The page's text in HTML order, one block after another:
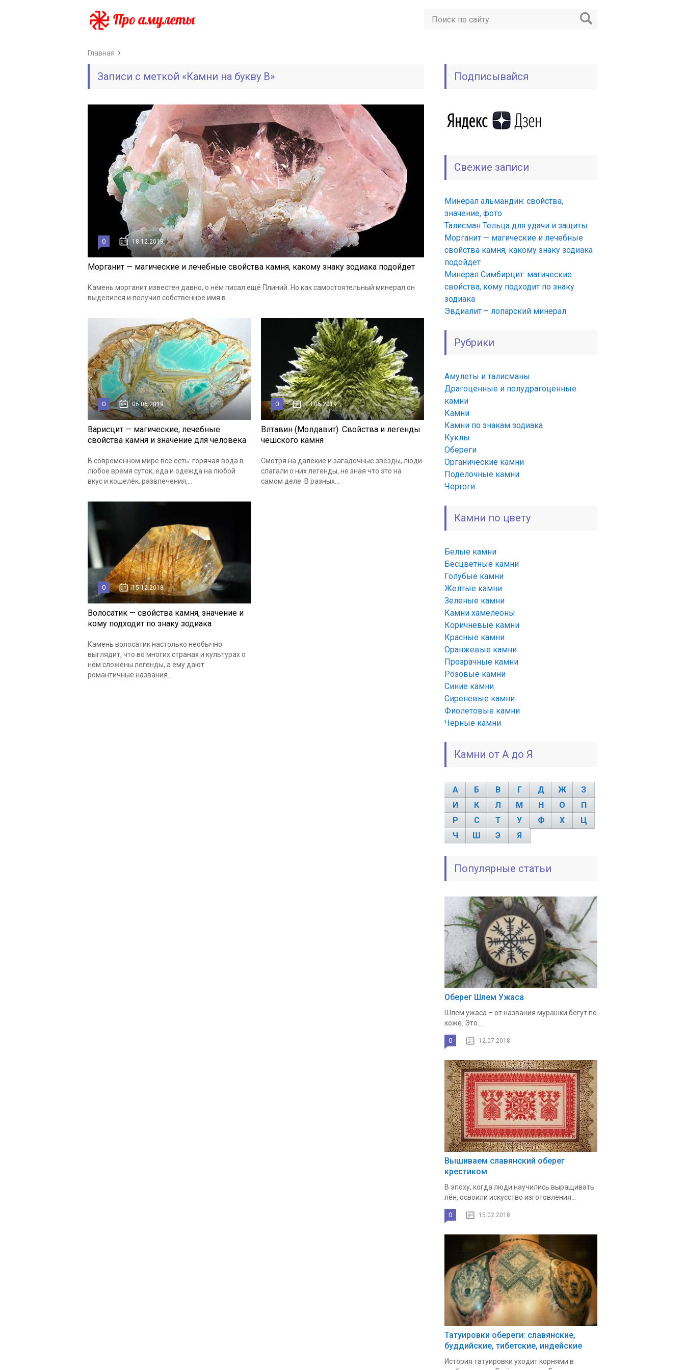
Главная
Записи с меткой «Камни на букву В»
0 18.12.2019
Морганит — магические и лечебные свойства камня, какому знаку зодиака подойдет
Камень морганит известен давно, о нём писал ещё Плиний. Но как самостоятельный минерал он
выделился и получил собственное имя в...
0 06.06.2019
Варисцит — магические, лечебные
свойства камня и значение для человека
В современном мире всё есть: горячая вода в
любое время суток, еда и одежда на любой
вкус и кошелёк, развлечения,...
0 04.06.2019
Влтавин (Молдавит). Свойства и легенды
чешского камня
Смотря на далёкие и загадочные звёзды, люди
слагали о них легенды, не зная что это на
самом деле. В разных...
0 15.12.2018
Волосатик — свойства камня, значение и
кому подходит по знаку зодиака
Камень волосатик настолько необычно
выглядит, что во многих странах и культурах о
нём сложены легенды, а ему дают
романтичные названия....
Подписывайся
Свежие записи
Минерал альмандин: свойства,
значение, фото
Талисман Тельца для удачи и защиты
Морганит — магические и лечебные
свойства камня, какому знаку зодиака
подойдет
Минерал Симбирцит: магические
свойства, кому подходит по знаку
зодиака
Эвдиалит – лопарский минерал
Рубрики
Амулеты и талисманы
Драгоценные и полудрагоценные
камни
Камни
Камни по знакам зодиака
Куклы
Обереги
Органические камни
Поделочные камни
Чертоги
Камни по цвету
Белые камни
Бесцветные камни
Голубые камни
Желтые камни
Зеленые камни
Камни хамелеоны
Коричневые камни
Красные камни
Оранжевые камни
Прозрачные камни
Розовые камни
Синие камни
Сиреневые камни
Фиолетовые камни
Черные камни
Камни от А до Я
А Б В Г Д Ж
З
И
К Л М Н О
П
Р
С Т У Ф Х
Ц
Ч
Ш Э Я
Популярные статьи
Оберег Шлем Ужаса
Шлем ужаса – от названия мурашки бегут по
коже. Это...
0 12.07.2018
Вышиваем славянский оберег
крестиком
В эпоху, когда люди научились выращивать
лён, освоили искусство изготовления...
0 15.02.2018
Татуировки обереги: славянские,
буддийские, тибетские, индейские
История татуировки уходит корнями в